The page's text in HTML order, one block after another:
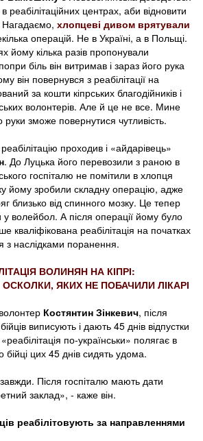
центрах, аби відновити
Нагадаємо, хлопцеві дивом врятували
операцій. Не в Україні, а в Польщі.
йому кілька разів пропонували
біль він витримав і зараз його рука
він повернувся з реабілітації на
за кошти кіпрських благодійників і
волонтерів. Але й це не все. Мине
зможе повернутися чутливість.
проходив і «айдарівець»
. До Луцька його перевозили з раною в
госпіталю не помітили в хлопця
йому зробили складну операцію, адже
близько від спинного мозку. Це тепер
у волейбол. А після операції йому було
кваліфікована реабілітація на початках
з наслідками поранення.
ВОЛИНЯН НА КІПРІ:
ЯКИХ НЕ ПОБАЧИЛИ ЛІКАРІ
Костянтин Зінкевич, після
виписують і дають 45 днів відпустки
по-українськи» полягає в
цих 45 днів сидять удома.
Після госпіталю мають дати
заклад», - каже він.
реабілітовують за направленнями